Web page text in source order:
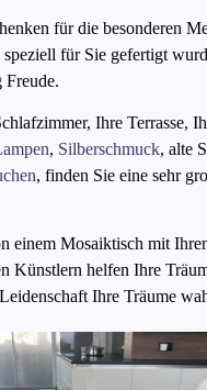
für die besonderen
für Sie gefertigt
Freude.
Ihre Terrasse,
, Silberschmuck, alte
, finden Sie eine sehr
einem Mosaiktisch mit
Künstlern helfen Ihre
Ihre Träume